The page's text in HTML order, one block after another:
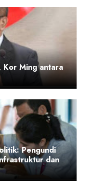
Kor Ming antara
Pengundi
dan